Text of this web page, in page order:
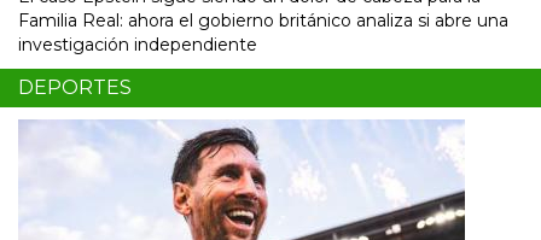
Familia Real: ahora el gobierno británico analiza si abre una
investigación independiente
DEPORTES